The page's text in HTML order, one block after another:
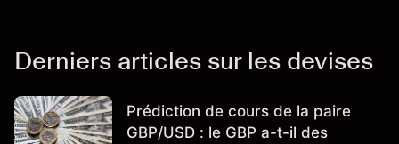
Derniers articles sur les devises
Prédiction de cours de la paire
GBP/USD : le GBP a-t-il des